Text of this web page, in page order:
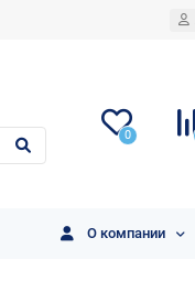
0
О компании